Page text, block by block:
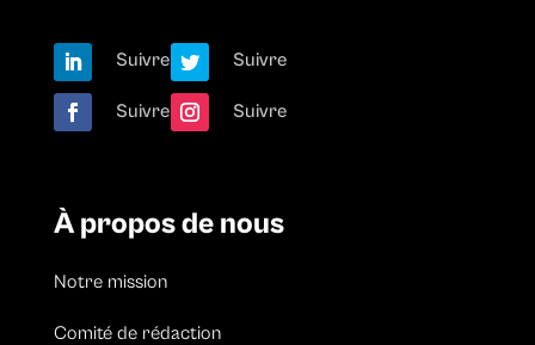
Suivre Suivre
Suivre Suivre
À propos de nous
Notre mission
Comité de rédaction